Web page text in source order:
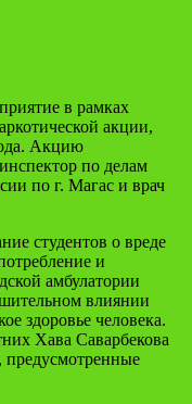
в рамках
акции,
Акцию
по делам
по г. Магас и врач
студентов о вреде
и
амбулатории
влиянии
здоровье человека.
Хава Саварбекова
предусмотренные